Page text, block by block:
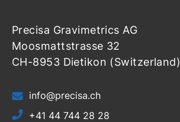
Precisa Gravimetrics AG
Moosmattstrasse 32
CH-8953 Dietikon (Switzerland)
info@precisa.ch
+41 44 744 28 28